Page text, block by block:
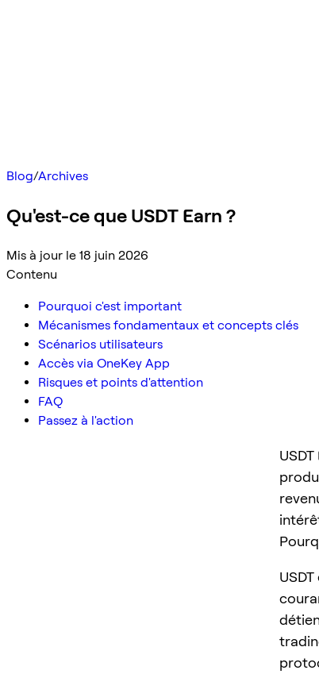
Blog/Archives
Qu'est-ce que USDT Earn ?
Mis à jour le 18 juin 2026
Contenu
Pourquoi c'est important
Mécanismes fondamentaux et concepts clés
Scénarios utilisateurs
Accès via OneKey App
Risques et points d'attention
FAQ
Passez à l'action